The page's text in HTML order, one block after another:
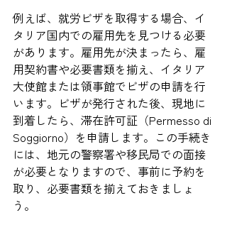
例えば、就労ビザを取得する場合、イ
タリア国内での雇用先を見つける必要
があります。雇用先が決まったら、雇
用契約書や必要書類を揃え、イタリア
大使館または領事館でビザの申請を行
います。ビザが発行された後、現地に
到着したら、滞在許可証（Permesso di
Soggiorno）を申請します。この手続き
には、地元の警察署や移民局での面接
が必要となりますので、事前に予約を
取り、必要書類を揃えておきましょ
う。